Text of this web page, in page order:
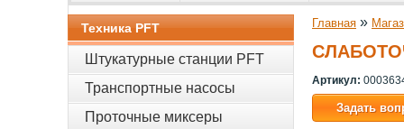
Главная »
Артикул:
Задать
Техника PFT
Штукатурные станции PFT
Транспортные насосы
Проточные миксеры